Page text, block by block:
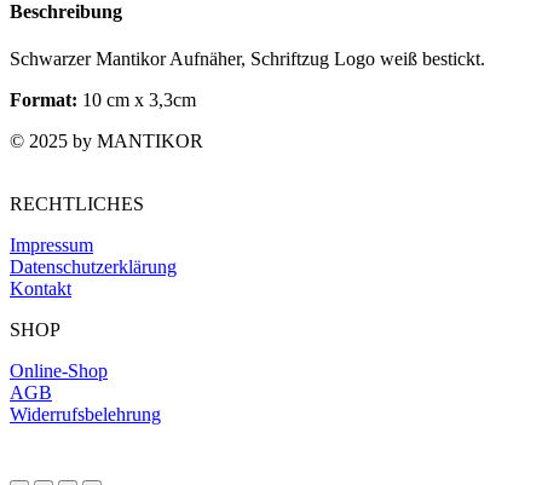
Beschreibung
Schwarzer Mantikor Aufnäher, Schriftzug Logo weiß bestickt.
Format: 10 cm x 3,3cm
© 2025 by MANTIKOR
RECHTLICHES
Impressum
Datenschutzerklärung
Kontakt
SHOP
Online-Shop
AGB
Widerrufsbelehrung